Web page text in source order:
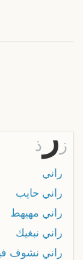
ذ ر ز
راني
راني حايب
راني مهيهط
راني نبغيك
راني نشوف